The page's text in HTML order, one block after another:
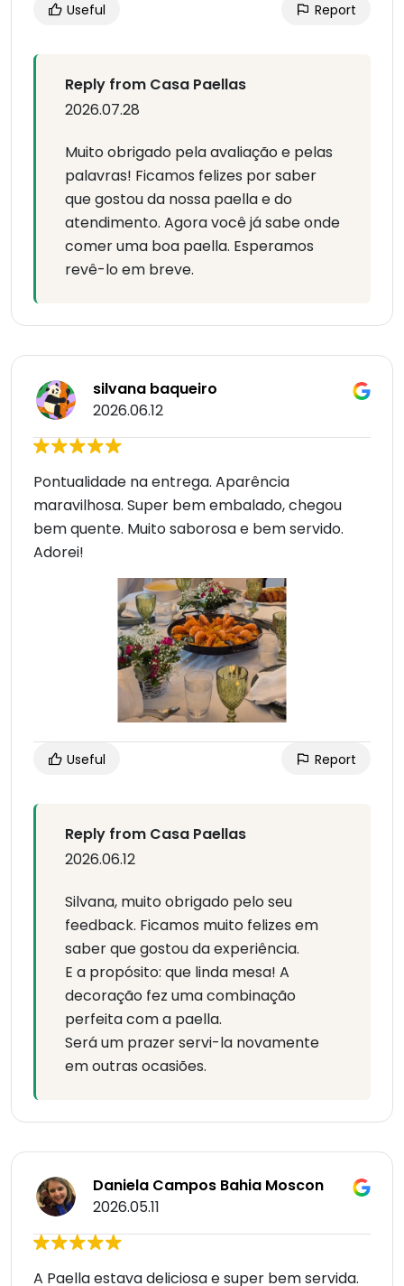
Useful Report
Reply from Casa Paellas
2026.07.28
Muito obrigado pela avaliação e pelas
palavras! Ficamos felizes por saber
que gostou da nossa paella e do
atendimento. Agora você já sabe onde
comer uma boa paella. Esperamos
revê-lo em breve.
silvana baqueiro
2026.06.12
Pontualidade na entrega. Aparência
maravilhosa. Super bem embalado, chegou
bem quente. Muito saborosa e bem servido.
Adorei!
Useful Report
Reply from Casa Paellas
2026.06.12
Silvana, muito obrigado pelo seu
feedback. Ficamos muito felizes em
saber que gostou da experiência.
E a propósito: que linda mesa! A
decoração fez uma combinação
perfeita com a paella.
Será um prazer servi-la novamente
em outras ocasiões.
Daniela Campos Bahia Moscon
2026.05.11
A Paella estava deliciosa e super bem servida.